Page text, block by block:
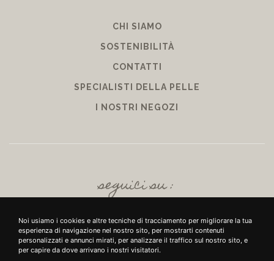
Noi usiamo i cookies e altre tecniche di tracciamento per migliorare la tua
esperienza di navigazione nel nostro sito, per mostrarti contenuti
personalizzati e annunci mirati, per analizzare il traffico sul nostro sito, e
per capire da dove arrivano i nostri visitatori.
CHI SIAMO
SOSTENIBILITÀ
CONTATTI
SPECIALISTI DELLA PELLE
I NOSTRI NEGOZI
seguici su :